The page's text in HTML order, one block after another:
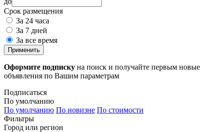
Срок размещения
За 24 часа
За 7 дней
За все время
Применить
Оформите подписку на поиск и получайте первым новые
объявления по Вашим параметрам
Подписаться
По умолчанию
По умолчанию По новизне По стоимости
Фильтры
Город или регион